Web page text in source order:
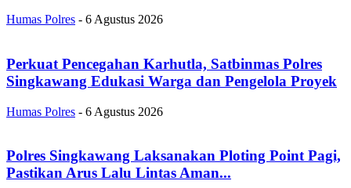
Humas Polres - 6 Agustus 2026
Perkuat Pencegahan Karhutla, Satbinmas Polres
Singkawang Edukasi Warga dan Pengelola Proyek
Humas Polres - 6 Agustus 2026
Polres Singkawang Laksanakan Ploting Point Pagi,
Pastikan Arus Lalu Lintas Aman...